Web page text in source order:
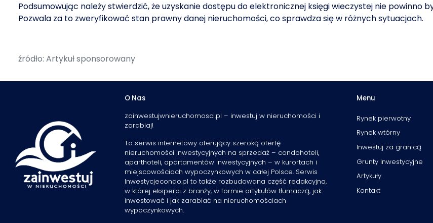
Podsumowując należy stwierdzić, że uzyskanie dostępu do elektronicznej księgi wieczystej nie powinno
Pozwala za to zweryfikować stan prawny danej nieruchomości, co sprawdza się w różnych sytuacjach.
źródło: Artykuł sponsorowany
O Nas
zainwestujwnieruchomosci.pl – inwestuj w nieruchomości i
zarabiaj!
To serwis internetowy oferujący szeroką ofertę
nieruchomości inwestycyjnych na sprzedaż – condohoteli,
aparthoteli, apartamentów inwestycyjnych – w kurortach i
miejscowościach wypoczynkowych w całej Polsce. Serwis
Inwestycjecondo.pl to także rozbudowana część redakcyjna,
w której eksperci z branży, w formie artykułów tłumaczą, jak
inwestować i jak zarabiać na nieruchomościach
wypoczynkowych.
Menu
Rynek pierwotny
Rynek wtórny
Inwestuj za granicą
Grunty inwestycyjne
Artykuły
Kontakt